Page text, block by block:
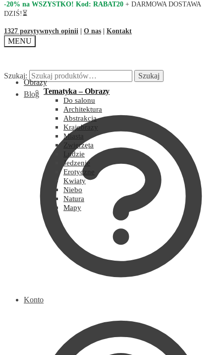
-20% na WSZYSTKO! Kod: RABAT20 + DARMOWA DOSTAWA
DZIŚ!⏳
1327 pozytywnych opinii O nas Kontakt
MENU
Szukaj: Szukaj
Blog
Konto
Obrazy
Tematyka – Obrazy
Do salonu
Architektura
Abstrakcja
Krajobrazy
Miasta
Zwierzęta
Ludzie
Jedzenie
Erotyczne
Kwiaty
Niebo
Natura
Mapy